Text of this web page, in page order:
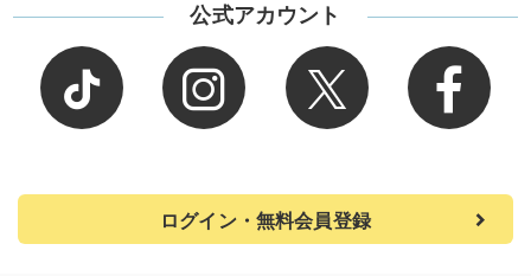
公式アカウント
ログイン・無料会員登録